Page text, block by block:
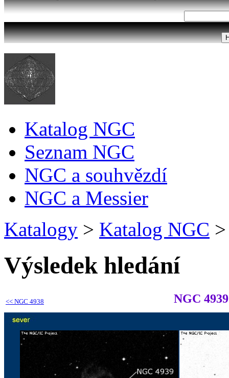
Katalog NGC
Seznam NGC
NGC a souhvězdí
NGC a Messier
Katalogy > Katalog NGC >
Výsledek hledání
<< NGC 4938 NGC 4939